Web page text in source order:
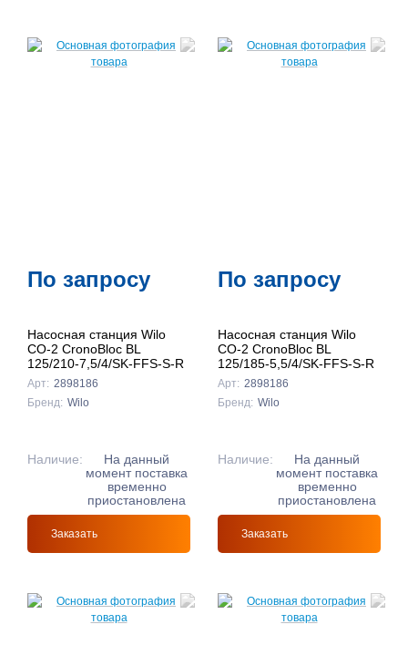
По запросу
Насосная станция Wilo
CO-2 CronoBloc BL
125/210-7,5/4/SK-FFS-S-R
Арт: 2898186
Бренд: Wilo
Наличие:
На данный
момент поставка
временно
приостановлена
Заказать
По запросу
Насосная станция Wilo
CO-2 CronoBloc BL
125/185-5,5/4/SK-FFS-S-R
Арт: 2898186
Бренд: Wilo
Наличие:
На данный
момент поставка
временно
приостановлена
Заказать